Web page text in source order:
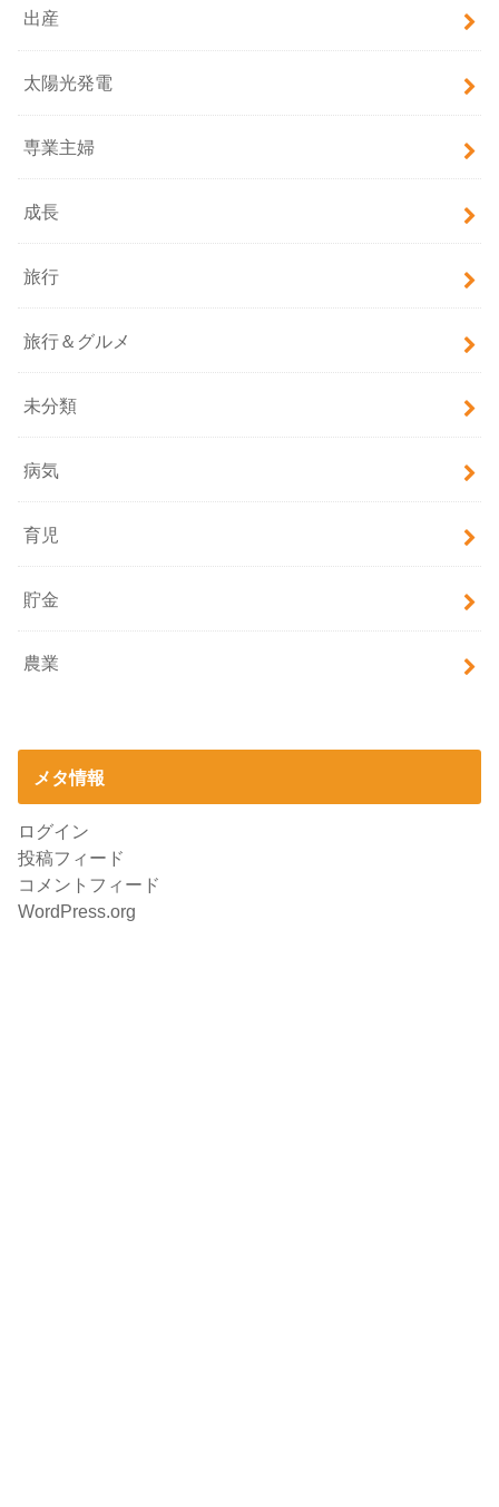
出産
太陽光発電
専業主婦
成長
旅行
旅行＆グルメ
未分類
病気
育児
貯金
農業
メタ情報
ログイン
投稿フィード
コメントフィード
WordPress.org